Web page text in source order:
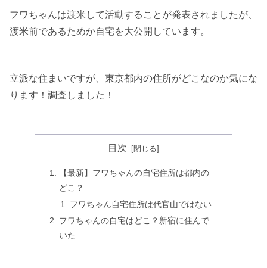
フワちゃんは渡米して活動することが発表されましたが、
渡米前であるためか自宅を大公開しています。
立派な住まいですが、東京都内の住所がどこなのか気にな
ります！調査しました！
目次
【最新】フワちゃんの自宅住所は都内の
どこ？
フワちゃん自宅住所は代官山ではない
フワちゃんの自宅はどこ？新宿に住んで
いた